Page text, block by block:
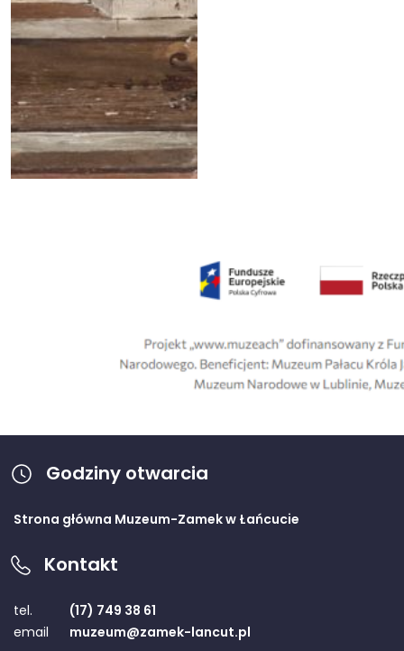
Godziny otwarcia
Strona główna Muzeum-Zamek w Łańcucie
Kontakt
tel.
(17) 749 38 61
email
muzeum@zamek-lancut.pl